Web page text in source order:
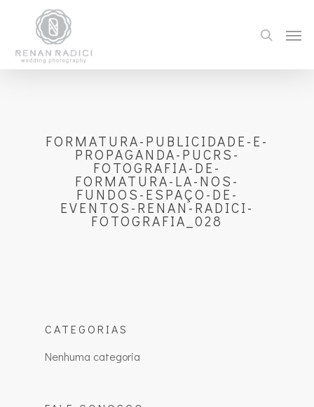
FORMATURA-PUBLICIDADE-E-
PROPAGANDA-PUCRS-
FOTOGRAFIA-DE-
FORMATURA-LA-NOS-
FUNDOS-ESPAÇO-DE-
EVENTOS-RENAN-RADICI-
FOTOGRAFIA_028
CATEGORIAS
Nenhuma categoria